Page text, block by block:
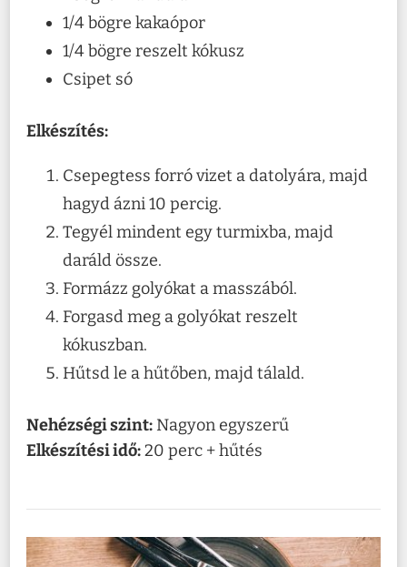
1/4 bögre kakaópor
1/4 bögre reszelt kókusz
Csipet só
Elkészítés:
Csepegtess forró vizet a datolyára, majd
hagyd ázni 10 percig.
Tegyél mindent egy turmixba, majd
daráld össze.
Formázz golyókat a masszából.
Forgasd meg a golyókat reszelt
kókuszban.
Hűtsd le a hűtőben, majd tálald.
Nehézségi szint: Nagyon egyszerű
Elkészítési idő:20 perc + hűtés